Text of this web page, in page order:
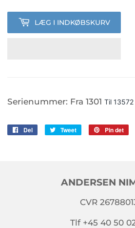
LÆG I INDKØBSKURV
Serienummer: Fra 1301 Til 13572
Del Tweet
Tweet
Pin det
ANDERSEN
CVR
Tlf +45 40 50